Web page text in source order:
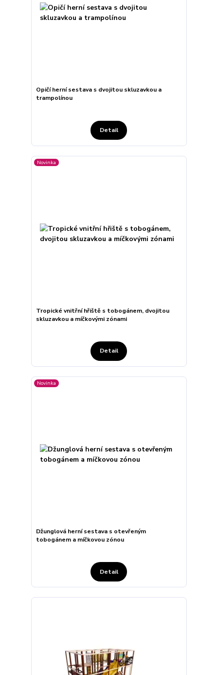
Opičí herní sestava s dvojitou skluzavkou a
trampolínou
Detail
Novinka
Tropické vnitřní hřiště s tobogánem, dvojitou
skluzavkou a míčkovými zónami
Detail
Novinka
Džunglová herní sestava s otevřeným
tobogánem a míčkovou zónou
Detail